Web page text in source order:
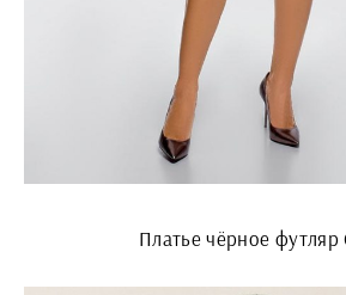
Платье чёрное футляр